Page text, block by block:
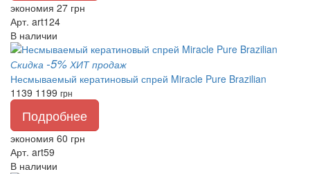
экономия 27 грн
Арт. art124
В наличии
Скидка -5% ХИТ продаж
Несмываемый кератиновый спрей Miracle Pure Brazilian
1139 1199 грн
Подробнее
экономия 60 грн
Арт. art59
В наличии